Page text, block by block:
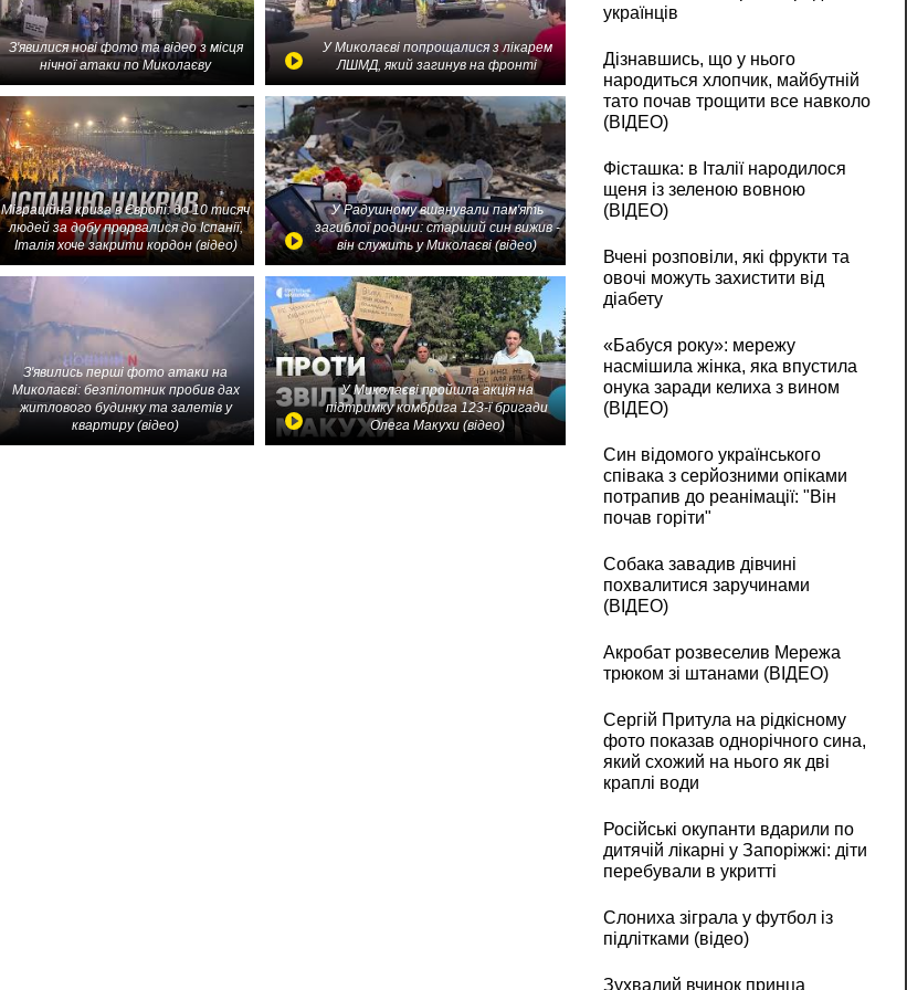
З'явилися нові фото та відео з місця
нічної атаки по Миколаєву
У Миколаєві попрощалися з лікарем
ЛШМД, який загинув на фронті
Міграційна криза в Європі: до 10 тисяч
людей за добу прорвалися до Іспанії,
Італія хоче закрити кордон (відео)
У Радушному вшанували пам'ять
загиблої родини: старший син вижив -
він служить у Миколаєві (відео)
З'явились перші фото атаки на
Миколаєві: безпілотник пробив дах
житлового будинку та залетів у
квартиру (відео)
У Миколаєві пройшла акція на
підтримку комбрига 123-ї бригади
Олега Макухи (відео)
українців
Дізнавшись, що у нього
народиться хлопчик, майбутній
тато почав трощити все навколо
(ВІДЕО)
Фісташка: в Італії народилося
щеня із зеленою вовною
(ВІДЕО)
Вчені розповіли, які фрукти та
овочі можуть захистити від
діабету
«Бабуся року»: мережу
насмішила жінка, яка впустила
онука заради келиха з вином
(ВІДЕО)
Син відомого українського
співака з серйозними опіками
потрапив до реанімації: "Він
почав горіти"
Собака завадив дівчині
похвалитися заручинами
(ВІДЕО)
Акробат розвеселив Мережа
трюком зі штанами (ВІДЕО)
Сергій Притула на рідкісному
фото показав однорічного сина,
який схожий на нього як дві
краплі води
Російські окупанти вдарили по
дитячій лікарні у Запоріжжі: діти
перебували в укритті
Слониха зіграла у футбол із
підлітками (відео)
Зухвалий вчинок принца